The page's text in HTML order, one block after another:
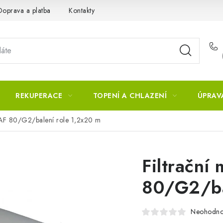
a platba Kontakty
REKUPERACE TOPENÍ A CHLAZENÍ
80/G2/balení role 1,2x20 m
Filtrační
80/G2/